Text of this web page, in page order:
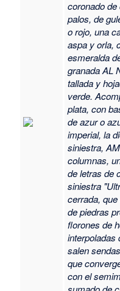
coronado
palos, de
o rojo, una
aspa y orla,
esmeralda
granada AL
tallada y
verde.
plata, con
de azur o
imperial, la
siniestra,
columnas,
de letras de
siniestra
cerrada,
de piedras
florones de
interpoladas
salen
que
con el